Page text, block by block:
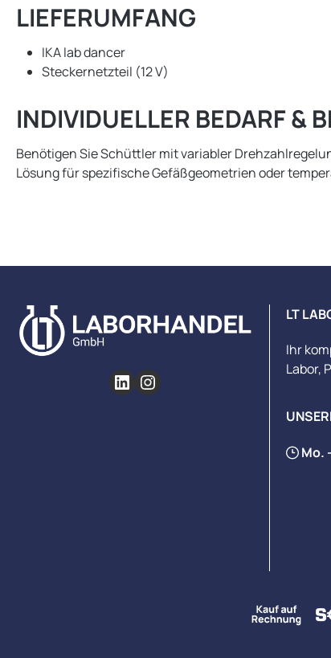
LIEFERUMFANG
IKA lab dancer
Steckernetzteil (12 V)
INDIVIDUELLER BEDARF &
Benötigen Sie Schüttler mit variabler
Lösung für spezifische Gefäßgeometrien oder
LT
Ihr
Labor,
Mo.